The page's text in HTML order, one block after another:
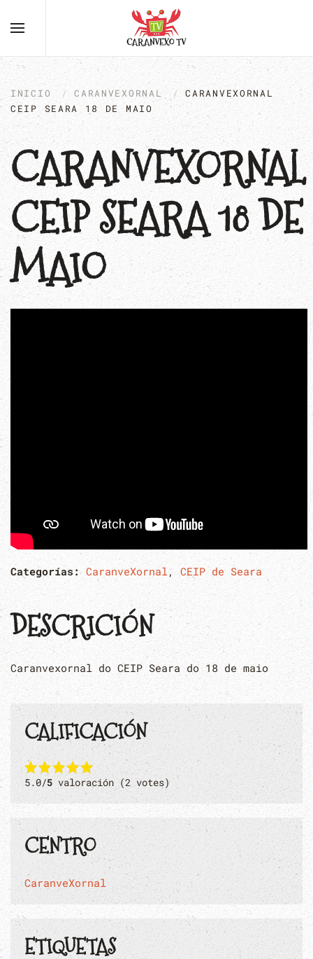
INICIO CARANVEXORNAL
CARANVEXORNAL
CEIP SEARA 18 DE MAIO
CARANVEXORNAL
CEIP SEARA 18 DE
MAIO
Categorías: CaranveXornal, CEIP de Seara
DESCRICIÓN
Caranvexornal do CEIP Seara do 18 de maio
CALIFICACIÓN
5.0/5valoración (2 votes)
CENTRO
CaranveXornal
ETIQUETAS